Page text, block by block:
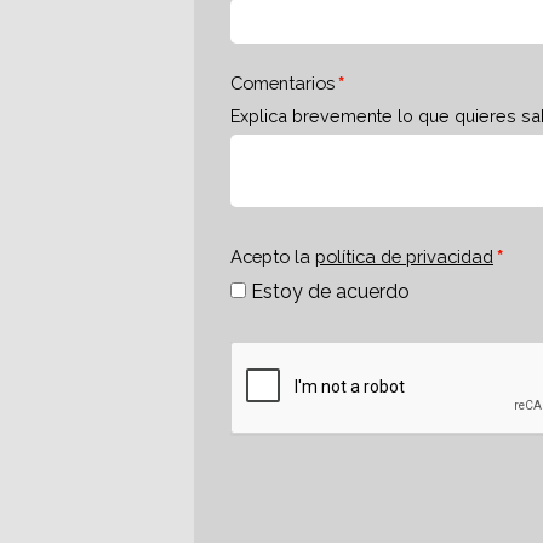
Comentarios
Explica brevemente lo que quieres
Acepto la política de privacidad
Estoy de acuerdo